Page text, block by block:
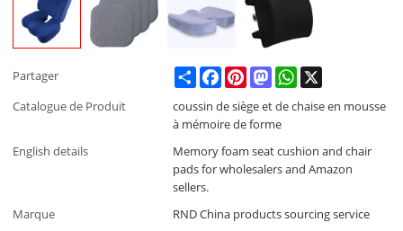
Partager ShareFacebookPinterestMastodonWhatsApp
Catalogue de Produit
coussin de siège et de chaise en mousse
à mémoire de forme
English details
Memory foam seat cushion and chair
pads for wholesalers and Amazon
sellers.
Marque
RND China products sourcing service